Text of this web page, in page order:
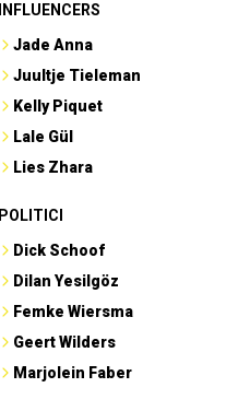
INFLUENCERS
Jade Anna
Juultje Tieleman
Kelly Piquet
Lale Gül
Lies Zhara
POLITICI
Dick Schoof
Dilan Yesilgöz
Femke Wiersma
Geert Wilders
Marjolein Faber